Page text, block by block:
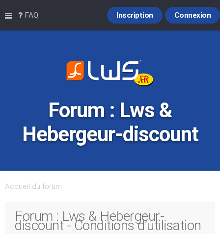
Raccourcis
FAQ Connexion
Inscription
Forum : Lws &
Hebergeur-discount
Accueil du forum
Forum : Lws & Hebergeur-
discount - Conditions d’utilisation